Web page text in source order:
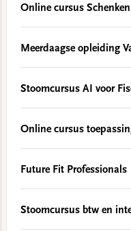
Online cursus
Meerdaagse opleiding
Stoomcursus AI voor
Online cursus
Future Fit Professionals
Stoomcursus btw en